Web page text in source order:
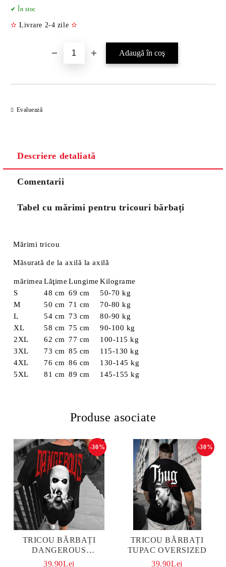
✔ În stoc
✫ Livrare 2-4 zile ✫
Evaluează
Descriere detaliată
Comentarii
Tabel cu mărimi pentru tricouri bărbați
Mărimi tricou
Măsurată de la axilă la axilă
mărimea Lăţime Lungime Kilograme
S
48 cm 69 cm
50-70 kg
M
50 cm 71 cm
70-80 kg
L
54 cm 73 cm
80-90 kg
XL
58 cm 75 cm
90-100 kg
2XL
62 cm 77 cm
100-115 kg
3XL
73 cm 85 cm
115-130 kg
4XL
76 cm 86 cm
130-145 kg
5XL
81 cm 89 cm 145-155 kg
Produse asociate
TRICOU BĂRBAȚI
DANGEROUS
OVERSIZED
-30%
39.90Lei
TRICOU BĂRBAȚI
TUPAC OVERSIZED
-30%
39.90Lei